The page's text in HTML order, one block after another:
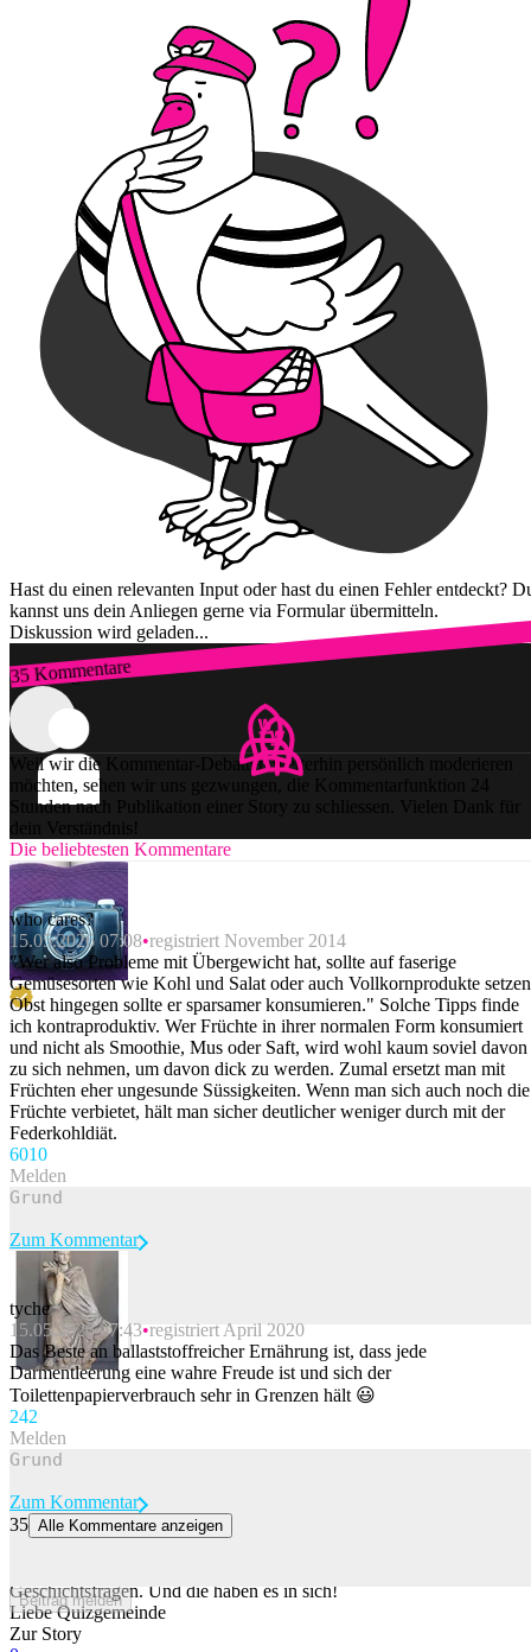
Hast du einen relevanten Input oder hast du einen Fehler entdeckt?
kannst uns dein Anliegen gerne via Formular übermitteln.
Diskussion wird geladen...
35 Kommentare
Zum Login
Weil wir die Kommentar-Debatten weiterhin persönlich moderieren
möchten, sehen wir uns gezwungen, die Kommentarfunktion 24
Stunden nach Publikation einer Story zu schliessen. Vielen Dank für
dein Verständnis!
Die beliebtesten Kommentare
who cares?
15.05.2026 07:08 registriert November 2014
"Wer also Probleme mit Übergewicht hat, sollte auf faserige
Gemüsesorten wie Kohl und Salat oder auch Vollkornprodukte
Obst hingegen sollte er sparsamer konsumieren." Solche Tipps finde
ich kontraproduktiv. Wer Früchte in ihrer normalen Form konsumiert
und nicht als Smoothie, Mus oder Saft, wird wohl kaum soviel davon
zu sich nehmen, um davon dick zu werden. Zumal ersetzt man mit
Früchten eher ungesunde Süssigkeiten. Wenn man sich auch noch die
Früchte verbietet, hält man sicher deutlicher weniger durch mit der
Federkohldiät.
6010
Melden
Beitrag melden
Zum Kommentar
tyche
15.05.2026 07:43 registriert April 2020
Das Beste an ballaststoffreicher Ernährung ist, dass jede
Darmentleerung eine wahre Freude ist und sich der
Toilettenpapierverbrauch sehr in Grenzen hält 😃
242
Melden
Beitrag melden
Zum Kommentar
35 Alle Kommentare anzeigen
Geschichtsfragen. Und die haben es in sich!
Liebe Quizgemeinde
Zur Story